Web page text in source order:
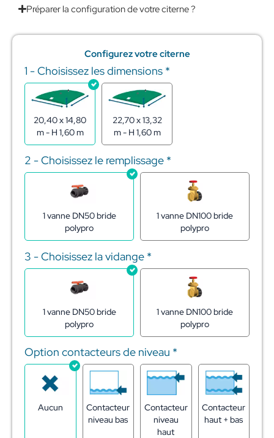
Préparer la configuration de votre citerne ?
Configurez votre citerne
1 - Choisissez les dimensions *
20,40 x 14,80
m - H 1,60 m
22,70 x 13,32
m - H 1,60 m
2 - Choisissez le remplissage *
1 vanne DN50 bride
polypro
1 vanne DN100 bride
polypro
3 - Choisissez la vidange *
1 vanne DN50 bride
polypro
1 vanne DN100 bride
polypro
Option contacteurs de niveau *
Aucun
Contacteur
niveau bas
Contacteur
niveau
haut
Contacteur
haut + bas
quantité
de
Citerne
souple
pour
stockage
de
l'eau
400m3